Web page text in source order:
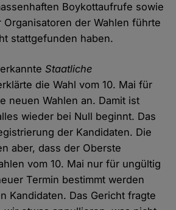
Boykottaufrufe sowie
der Wahlen führte
stattgefunden haben.
Staatliche
die Wahl vom 10. Mai für
neuen Wahlen an. Damit ist
wieder bei Null beginnt. Das
der Kandidaten. Die
aber, dass der Oberste
vom 10. Mai nur für ungültig
Termin bestimmt werden
Kandidaten. Das Gericht fragte